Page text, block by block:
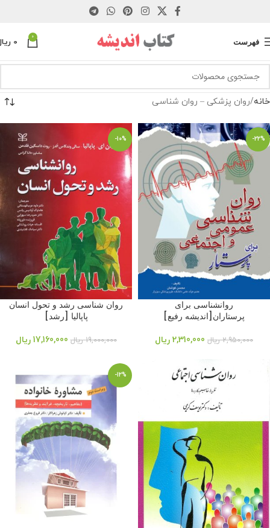
فهرست 0
0
خانه روان پزشکی – روان شناسی
-22%
روانشناسی برای
پرستاران[اندیشه رفیع]
2,950,000 ریال 2,310,000 ریال
-10%
روان شناسی رشد و تحول انسان
پاپالیا [رشد]
19,000,000 ریال 17,160,000 ریال
-12%